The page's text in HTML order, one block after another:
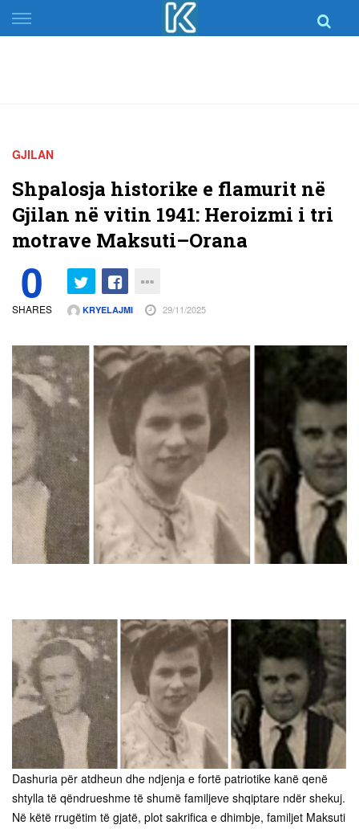
Skip
to
GJILAN
Shpalosja historike e flamurit në
Gjilan në vitin 1941: Heroizmi i tri
motrave Maksuti–Orana
0
SHARES KRYELAJMI 29/11/2025
Dashuria për atdheun dhe ndjenja e fortë patriotike kanë qenë
shtylla të qëndrueshme të shumë familjeve shqiptare ndër shekuj.
Në këtë rrugëtim të gjatë, plot sakrifica e dhimbje, familjet Maksuti